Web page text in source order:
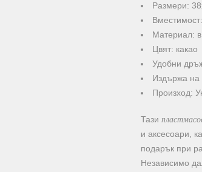
Размери:
Материал:
Цвят: какао
Удобни
Издържа на
Произход:
Тази
и аксесоари,
подарък при
Независимо